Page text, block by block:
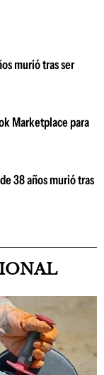
murió tras ser
Marketplace para
38 años murió tras